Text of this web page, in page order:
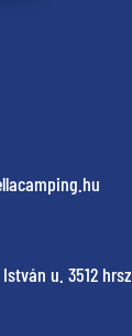
u. 3512 hrsz.